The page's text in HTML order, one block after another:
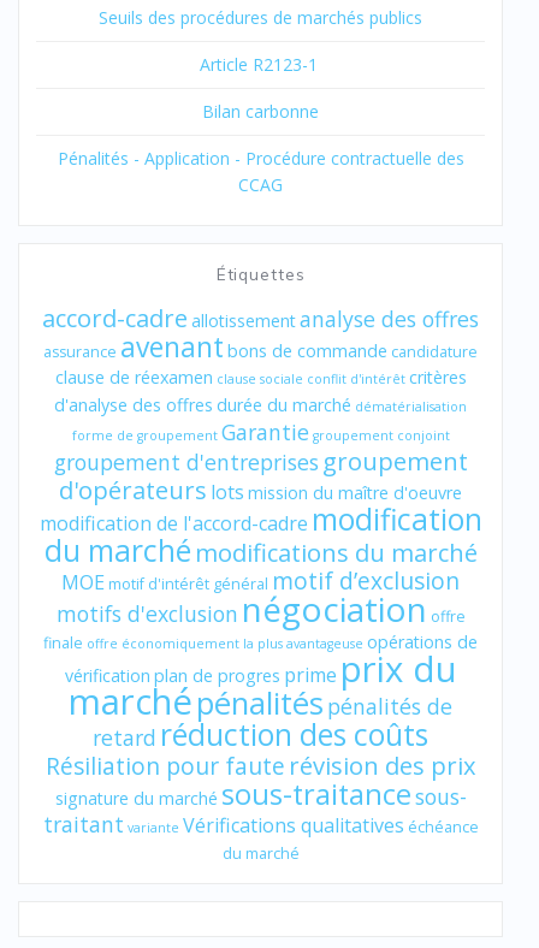
Seuils des procédures de marchés publics
Article R2123-1
Bilan carbonne
Pénalités - Application - Procédure contractuelle des
CCAG
Étiquettes
accord-cadre allotissementanalyse des offres
assurance avenant bons de commande candidature
clause de réexamen clause sociale conflit d'intérêt critères
d'analyse des offres durée du marché dématérialisation
forme de groupement Garantie groupement conjoint
groupement d'entreprises groupement
d'opérateurs lots mission du maître d'oeuvre
modification de l'accord-cadre modification
du marché modifications du marché
MOE motif d'intérêt général motif d’exclusion
motifs d'exclusion négociation offre
finale offre économiquement la plus avantageuse opérations de
vérification plan de progres prime prix du
marchépénalités pénalités de
retard réduction des coûts
Résiliation pour faute révision des prix
signature du marché sous-traitancesous-
traitant variante Vérifications qualitatives échéance
du marché